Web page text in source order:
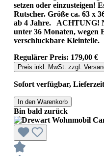
setzen oder einzusteigen!
Rutscher. Größe ca. 63 x
ab 4 Jahre. ACHTUNG!
unter 36 Monaten, wegen
verschluckbare Kleinteile.
Regulärer Preis: 179,00 €
Preis inkl. MwSt. zzgl.
Sofort verfügbar,
In den Warenkorb
Bin bald zurück